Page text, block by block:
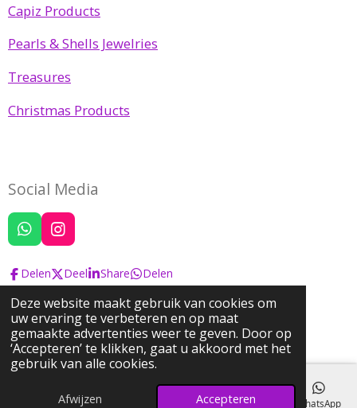
Deze website maakt gebruik van cookies om
uw ervaring te verbeteren en op maat
gemaakte advertenties weer te geven. Door op
‘Accepteren’ te klikken, gaat u akkoord met het
gebruik van alle cookies.
Afwijzen Accepteren
Capiz Products
Pearls & Shells Jewelries
Treasures
Christmas Products
Social Media
W
h
a
t
A
p
p
I
n
s
t
a
g
r
a
m
Delen Deel Share Delen
© 2022 Josephine's Pearls & Treasures
Powered by JouwWeb
E-mailadres Telefoonnummer Kaart Instagram WhatsApp